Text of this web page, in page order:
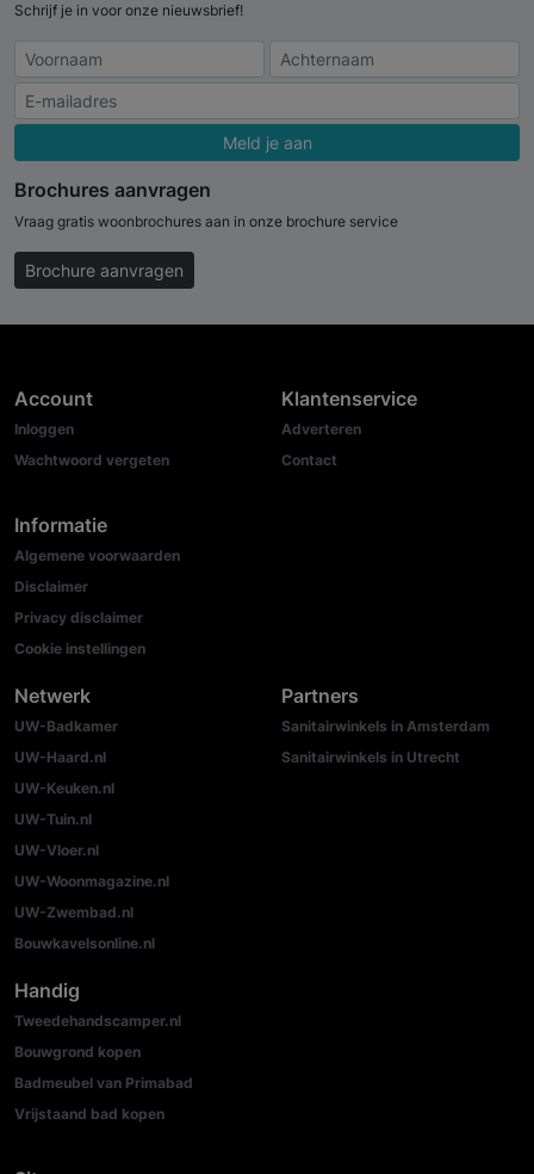
Schrijf je in voor onze nieuwsbrief!
Meld je aan
Brochures aanvragen
Vraag gratis woonbrochures aan in onze brochure service
Brochure aanvragen
Account
Inloggen
Wachtwoord vergeten
Informatie
Algemene voorwaarden
Disclaimer
Privacy disclaimer
Cookie instellingen
Klantenservice
Adverteren
Contact
Netwerk
UW-Badkamer
UW-Haard.nl
UW-Keuken.nl
UW-Tuin.nl
UW-Vloer.nl
UW-Woonmagazine.nl
UW-Zwembad.nl
Bouwkavelsonline.nl
Partners
Sanitairwinkels in Amsterdam
Sanitairwinkels in Utrecht
Handig
Tweedehandscamper.nl
Bouwgrond kopen
Badmeubel van Primabad
Vrijstaand bad kopen